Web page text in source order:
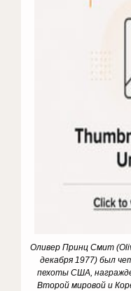
Оливер Принц Смит
декабря 1977) был
пехоты США,
Второй мировой и